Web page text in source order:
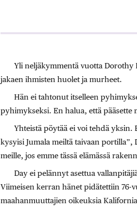
Yli neljäkymmentä vuotta Dorothy
jakaen ihmisten huolet ja murheet.
Hän ei tahtonut itselleen
pyhimykseksi. En halua, että
Yhteistä pöytää ei voi tehdä yksin.
kysyisi Jumala meiltä taivaan
meille, jos emme tässä elämässä
Day ei pelännyt asettua
Viimeisen kerran hänet pidätettiin 76-
maahanmuuttajien oikeuksia